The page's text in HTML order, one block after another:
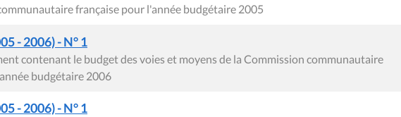
française pour l'année budgétaire 2005
- 2006) - N° 1
contenant le budget des voies et moyens de la Commission communautaire
budgétaire 2006
- 2006) - N° 1